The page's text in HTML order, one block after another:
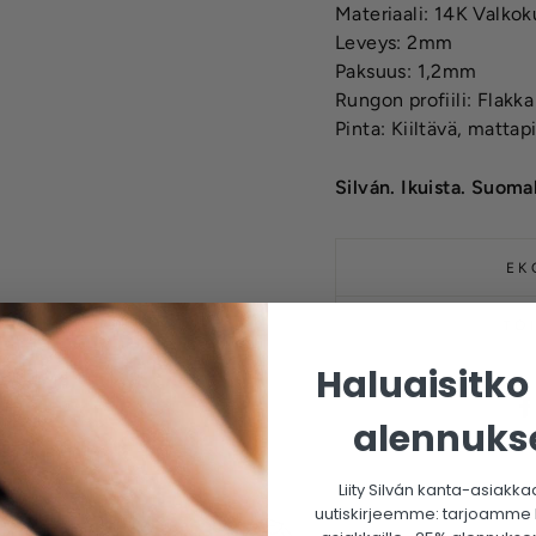
Materiaali: 14K
Leveys: 2mm
Paksuus: 1,2mm
Rungon profiili: Flakka
Pinta: Kiiltävä,
Silván. Ikuista.
Haluaisitko
Liity Silván kanta-
uutiskirjeemme: tarjoamme